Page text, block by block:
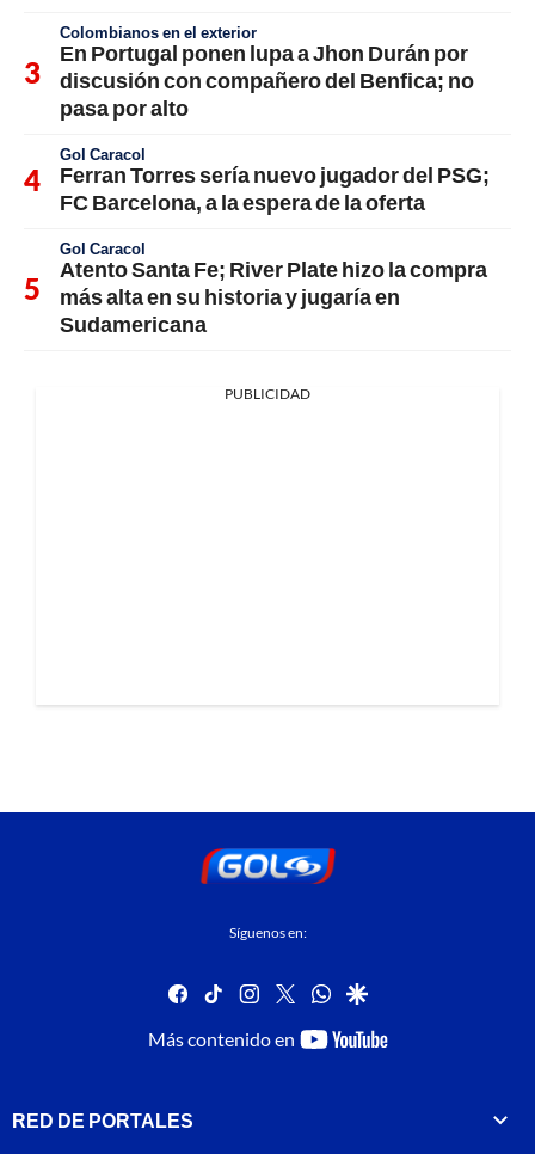
Colombianos en el exterior
En Portugal ponen lupa a Jhon Durán por
discusión con compañero del Benfica; no
pasa por alto
Gol Caracol
Ferran Torres sería nuevo jugador del PSG;
FC Barcelona, a la espera de la oferta
Gol Caracol
Atento Santa Fe; River Plate hizo la compra
más alta en su historia y jugaría en
Sudamericana
PUBLICIDAD
Síguenos en:
facebook
tiktok instagram
twitterwhatsapp
google
Más contenido en
youtube-
RED DE PORTALES